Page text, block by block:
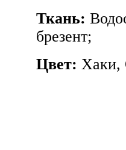
Ткань:
брезент;
Цвет: Хаки,